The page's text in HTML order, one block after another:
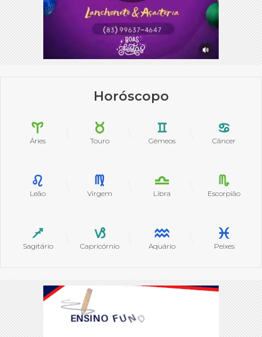
Horóscopo
Áries Touro Gêmeos Câncer
Leão Virgem Libra Escorpião
Sagitário Capricórnio Aquário Peixes